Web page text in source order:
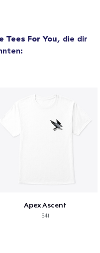
Tees For You, die dir
Apex Ascent
$41